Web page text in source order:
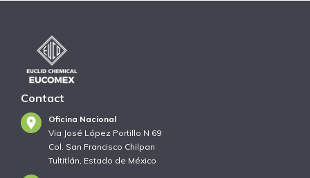
Contact
Oficina Nacional
Via José López Portillo N 69
Col. San Francisco Chilpan
Tultitlán, Estado de México